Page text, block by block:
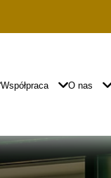
Współpraca O nas